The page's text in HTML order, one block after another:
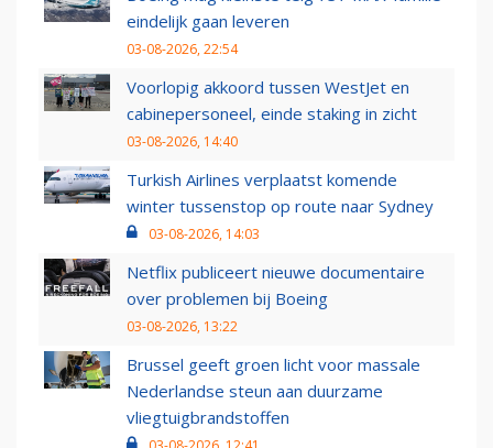
eindelijk gaan leveren
03-08-2026, 22:54
Voorlopig akkoord tussen WestJet en
cabinepersoneel, einde staking in zicht
03-08-2026, 14:40
Turkish Airlines verplaatst komende
winter tussenstop op route naar Sydney
03-08-2026, 14:03
Netflix publiceert nieuwe documentaire
over problemen bij Boeing
03-08-2026, 13:22
Brussel geeft groen licht voor massale
Nederlandse steun aan duurzame
vliegtuigbrandstoffen